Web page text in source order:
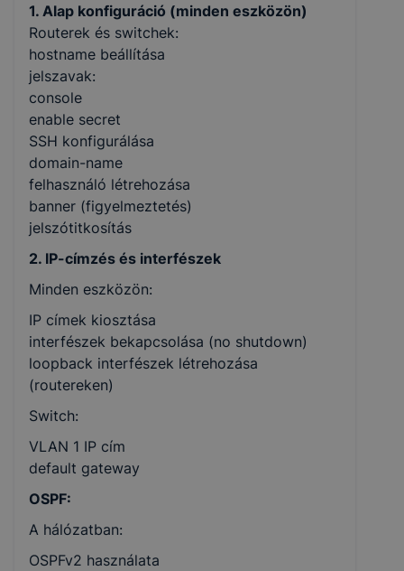
1. Alap konfiguráció (minden eszközön)
Routerek és switchek:
hostname beállítása
jelszavak:
console
enable secret
SSH konfigurálása
domain-name
felhasználó létrehozása
banner (figyelmeztetés)
jelszótitkosítás
2. IP-címzés és interfészek
Minden eszközön:
IP címek kiosztása
interfészek bekapcsolása (no shutdown)
loopback interfészek létrehozása
(routereken)
Switch:
VLAN 1 IP cím
default gateway
OSPF:
A hálózatban:
OSPFv2 használata